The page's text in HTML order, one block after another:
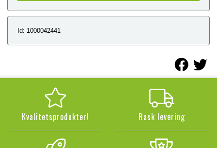
Id: 1000042441
Kvalitetsprodukter! Rask levering